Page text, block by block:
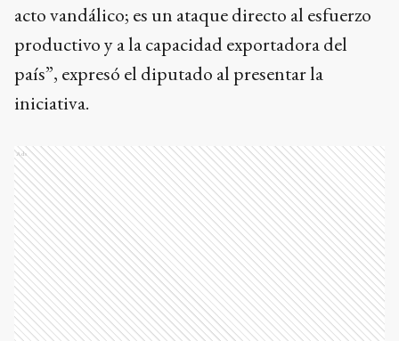
acto vandálico; es un ataque directo al esfuerzo
productivo y a la capacidad exportadora del
país”, expresó el diputado al presentar la
iniciativa.
Ads